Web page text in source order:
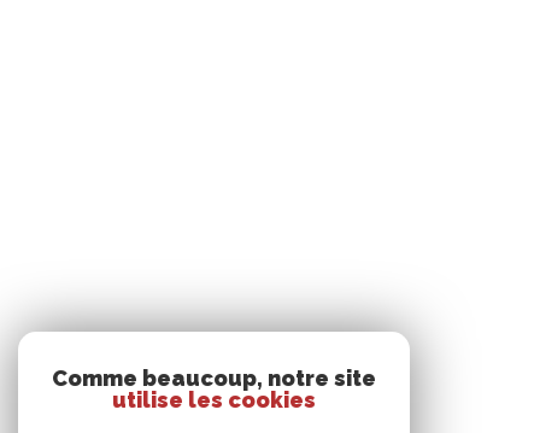
Comme beaucoup, notre site
utilise les cookies